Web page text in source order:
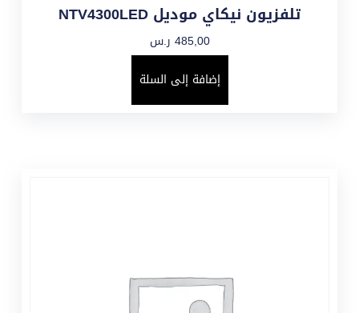
تلفزيون نيكاي موديل NTV4300LED
485,00 ر.س
إضافة إلى السلة